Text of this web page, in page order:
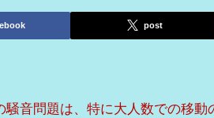
post
騒音問題は、特に大人数での移